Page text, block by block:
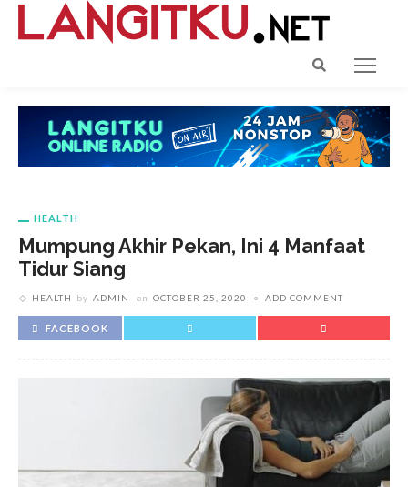
HEALTH
Mumpung Akhir Pekan, Ini 4 Manfaat
Tidur Siang
HEALTH by ADMIN on OCTOBER 25, 2020 ADD COMMENT
FACEBOOK